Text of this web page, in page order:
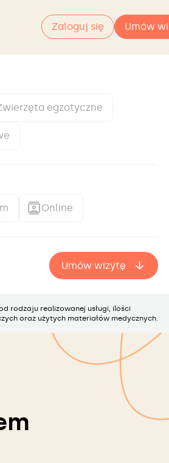
Zaloguj się Umów
egzotyczne
Online
Umów wizytę
rodzaju realizowanej usługi, ilości
oraz użytych materiałów medycznych.